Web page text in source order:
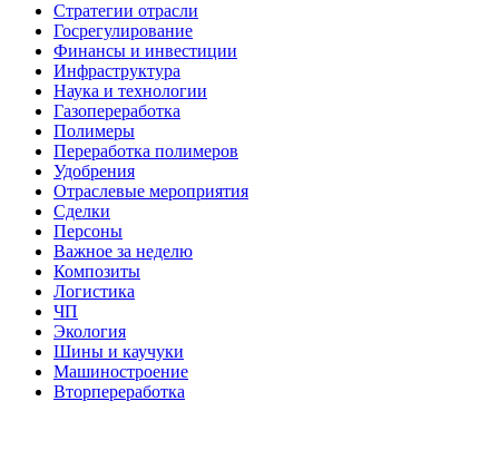
Стратегии отрасли
Госрегулирование
Финансы и инвестиции
Инфраструктура
Наука и технологии
Газопереработка
Полимеры
Переработка полимеров
Удобрения
Отраслевые мероприятия
Сделки
Персоны
Важное за неделю
Композиты
Логистика
ЧП
Экология
Шины и каучуки
Машиностроение
Вторпереработка